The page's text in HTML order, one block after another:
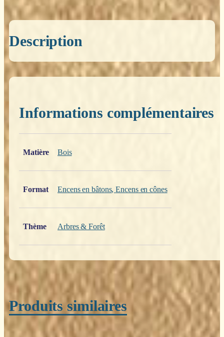
Description
Informations complémentaires
Matière
Bois
Format Encens en bâtons,Encens en cônes
Thème Arbres & Forêt
Produits similaires